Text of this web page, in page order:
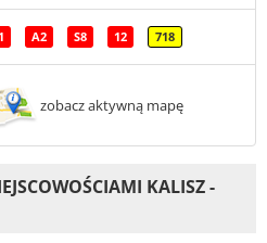
A2 S8 12 718
zobacz aktywną mapę
KALISZ -